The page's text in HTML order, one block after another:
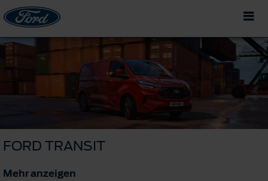
FORD TRANSIT
Mehr anzeigen